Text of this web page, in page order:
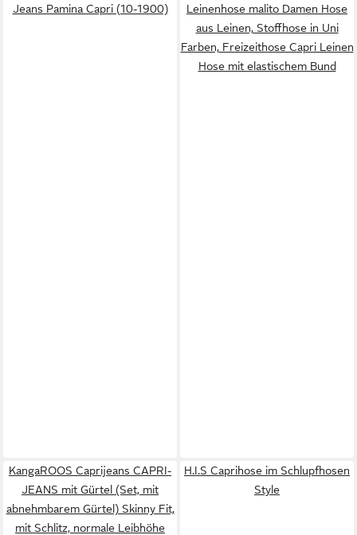
Jeans Pamina Capri (10-1900)
Leinenhose malito Damen Hose
aus Leinen, Stoffhose in Uni
Farben, Freizeithose Capri Leinen
Hose mit elastischem Bund
KangaROOS Caprijeans CAPRI-
JEANS mit Gürtel (Set, mit
abnehmbarem Gürtel) Skinny Fit,
mit Schlitz, normale Leibhöhe
H.I.S Caprihose im Schlupfhosen
Style